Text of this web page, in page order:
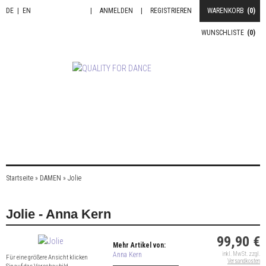
DE EN WARENKORB (0)
REGISTRIEREN
ANMELDEN
WUNSCHLISTE (0)
Startseite » DAMEN » Jolie
Jolie - Anna Kern
Für eine größere Ansicht klicken
Mehr Artikel von:
Anna Kern
99,90 €
inkl. MwSt. zzgl.
Versandkosten